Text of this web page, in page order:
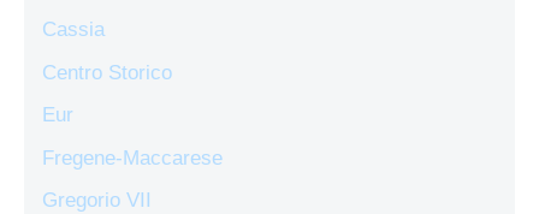
Cassia
Centro Storico
Eur
Fregene-Maccarese
Gregorio VII